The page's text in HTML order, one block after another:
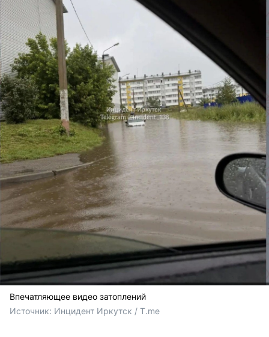
Впечатляющее видео затоплений
Источник: Инцидент Иркутск / T.me